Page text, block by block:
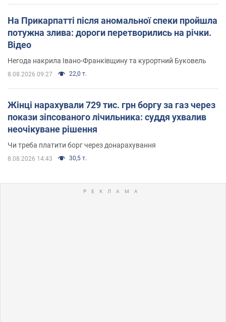
На Прикарпатті після аномальної спеки пройшла
потужна злива: дороги перетворились на річки.
Відео
Негода накрила Івано-Франківщину та курортний Буковель
8.08.2026 09:27 22,0 т.
Жінці нарахували 729 тис. грн боргу за газ через
покази зіпсованого лічильника: суддя ухвалив
неочікуване рішення
Чи треба платити борг через донарахування
8.08.2026 14:43 30,5 т.